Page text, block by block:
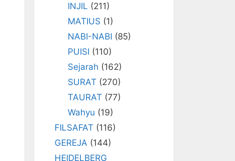
INJIL (211)
MATIUS (1)
NABI-NABI (85)
PUISI (110)
Sejarah (162)
SURAT (270)
TAURAT (77)
Wahyu (19)
FILSAFAT (116)
GEREJA (144)
HEIDELBERG